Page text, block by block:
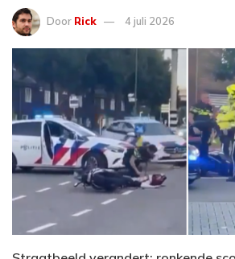
Door Rick 4 juli 2026